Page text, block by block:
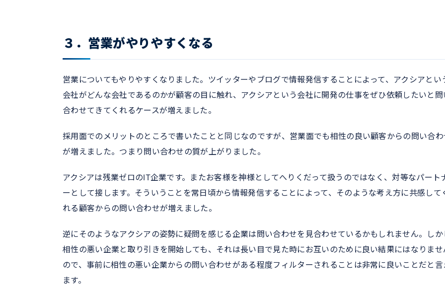
３．営業がやりやすくなる
営業についてもやりやすくなりました。ツイッターやブログで情報発信することによって、アクシアとい
会社がどんな会社であるのかが顧客の目に触れ、アクシアという会社に開発の仕事をぜひ依頼したいと問
合わせてきてくれるケースが増えました。
採用面でのメリットのところで書いたことと同じなのですが、営業面でも相性の良い顧客からの問い合わ
が増えました。つまり問い合わせの質が上がりました。
アクシアは残業ゼロのIT企業です。またお客様を神様としてへりくだって扱うのではなく、対等なパート
ーとして接します。そういうことを常日頃から情報発信することによって、そのような考え方に共感して
れる顧客からの問い合わせが増えました。
逆にそのようなアクシアの姿勢に疑問を感じる企業は問い合わせを見合わせているかもしれません。しか
相性の悪い企業と取り引きを開始しても、それは長い目で見た時にお互いのために良い結果にはなりませ
ので、事前に相性の悪い企業からの問い合わせがある程度フィルターされることは非常に良いことだと言
ます。